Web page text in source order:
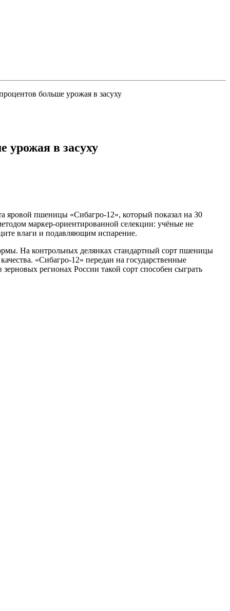
больше урожая в засуху
в засуху
пшеницы «Сибагро-12», который показал на 30
маркер-ориентированной селекции: учёные не
влаги и подавляющим испарение.
На контрольных делянках стандартный сорт пшеницы
«Сибагро-12» передан на государственные
регионах России такой сорт способен сыграть